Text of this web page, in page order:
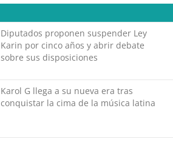
Diputados proponen suspender Ley
Karin por cinco años y abrir debate
sobre sus disposiciones
Karol G llega a su nueva era tras
conquistar la cima de la música latina